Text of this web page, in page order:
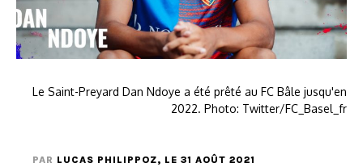
Le Saint-Preyard Dan Ndoye a été prêté au FC Bâle jusqu'en
2022. Photo: Twitter/FC_Basel_fr
PAR LUCAS PHILIPPOZ, LE 31 AOÛT 2021